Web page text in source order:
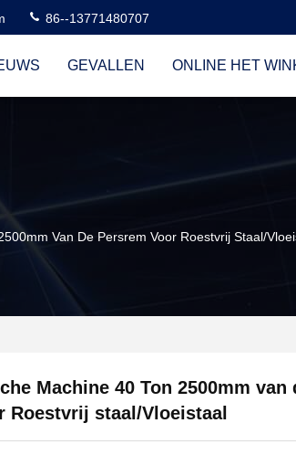
86--13771480707
GEVALLEN ONLINE HET
Van De Persrem Voor Roestvrij Staal/
Machine 40 Ton 2500mm van
Roestvrij staal/Vloeistaal